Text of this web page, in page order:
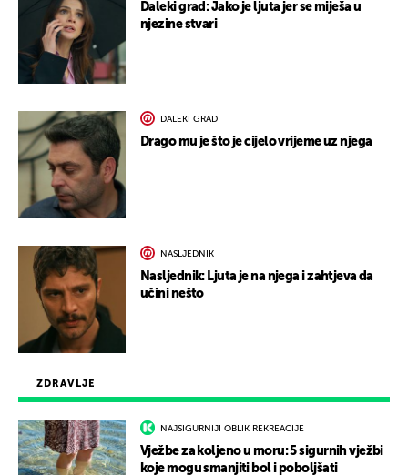
ZDRAVLJE
NAJSIGURNIJI OBLIK REKREACIJE
Vježbe za koljeno u moru: 5 sigurnih vježbi
koje mogu smanjiti bol i poboljšati
Daleki grad: Jako je ljuta jer se miješa u
njezine stvari
DALEKI GRAD
Drago mu je što je cijelo vrijeme uz njega
NASLJEDNIK
Nasljednik: Ljuta je na njega i zahtjeva da
učini nešto